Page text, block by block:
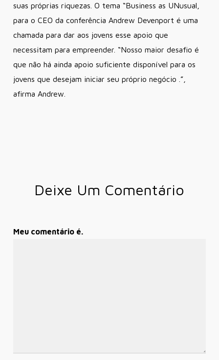
suas próprias riquezas. O tema “Business as UNusual,
para o CEO da conferência Andrew Devenport é uma
chamada para dar aos jovens esse apoio que
necessitam para empreender. “Nosso maior desafio é
que não há ainda apoio suficiente disponível para os
jovens que desejam iniciar seu próprio negócio .”,
afirma Andrew.
Deixe Um Comentário
Meu comentário é.